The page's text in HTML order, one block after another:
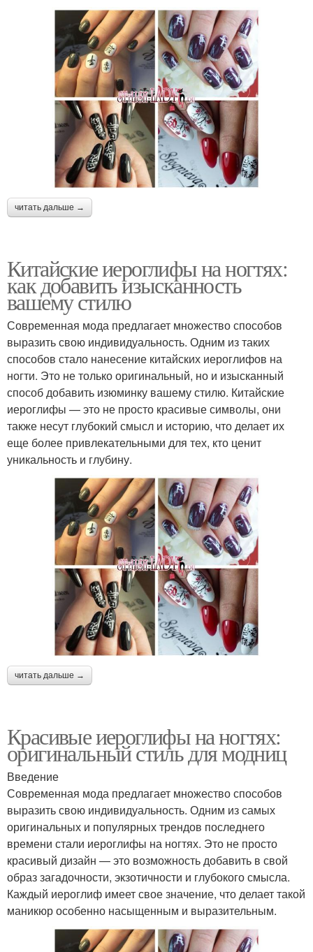
читать дальше →
Китайские иероглифы на ногтях:
как добавить изысканность
вашему стилю
Современная мода предлагает множество способов
выразить свою индивидуальность. Одним из таких
способов стало нанесение китайских иероглифов на
ногти. Это не только оригинальный, но и изысканный
способ добавить изюминку вашему стилю. Китайские
иероглифы — это не просто красивые символы, они
также несут глубокий смысл и историю, что делает их
еще более привлекательными для тех, кто ценит
уникальность и глубину.
читать дальше →
Красивые иероглифы на ногтях:
оригинальный стиль для модниц
Введение
Современная мода предлагает множество способов
выразить свою индивидуальность. Одним из самых
оригинальных и популярных трендов последнего
времени стали иероглифы на ногтях. Это не просто
красивый дизайн — это возможность добавить в свой
образ загадочности, экзотичности и глубокого смысла.
Каждый иероглиф имеет свое значение, что делает такой
маникюр особенно насыщенным и выразительным.